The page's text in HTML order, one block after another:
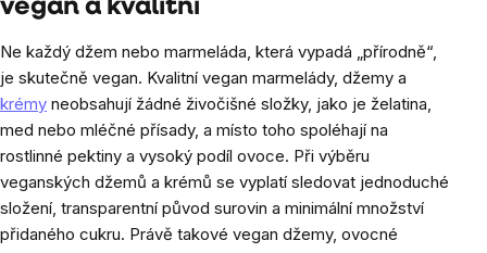
vegan a kvalitní
Ne každý džem nebo marmeláda, která vypadá „přírodně“,
je skutečně vegan. Kvalitní vegan marmelády, džemy a
krémy neobsahují žádné živočišné složky, jako je želatina,
med nebo mléčné přísady, a místo toho spoléhají na
rostlinné pektiny a vysoký podíl ovoce. Při výběru
veganských džemů a krémů se vyplatí sledovat jednoduché
složení, transparentní původ surovin a minimální množství
přidaného cukru. Právě takové vegan džemy, ovocné